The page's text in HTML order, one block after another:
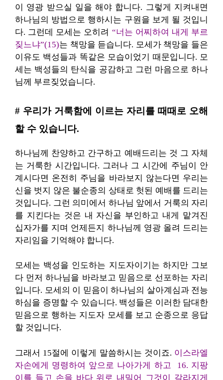
이 영광 받으실 일을 해야 합니다. 그렇게 지켜내면
하나님의 방법으로 행하시는 구원을 보게 될 것입니
다. 그런데 모세는 오히려 “너는 어찌하여 내게 부르
짖느냐”(15)는 책망을 듣습니다. 모세가 책망을 들은
이유도 백성들과 똑같은 모습이었기 때문입니다. 모
세는 백성들의 탄식을 공감하고 그런 마음으로 하나
님께 부르짖었습니다.
# 우리가 거룩함에 이르는 자리를 때때로 오해
할 수 있습니다.
하나님께 찬양하고 간구하고 예배드리는 것 그 자체
는 거룩한 시간입니다. 그러나 그 시간에 주님이 안
계시다면 온전히 주님을 바라보지 않는다면 우리는
신을 벗지 않은 불순종의 상태로 헛된 예배를 드리는
것입니다. 그런 의미에서 하나님 앞에서 거룩의 자리
를 지킨다는 것은 내 자신을 부인하고 내게 맡겨진
십자가를 지며 언제든지 하나님께 영광 올려 드리는
자리임을 기억해야 합니다.
모세는 백성을 인도하는 지도자이기는 하지만 그보
다 먼저 하나님을 바라보고 믿음으로 선포하는 자리
입니다. 모세의 이 믿음이 하나님의 살아계심과 전능
하심을 증명할 수 있습니다. 백성들은 이러한 담대한
믿음으로 행하는 지도자 모세를 보고 순종으로 응답
할 것입니다.
그래서 15절에 이렇게 말씀하시는 것이죠. 이스라엘
자손에게 명령하여 앞으로 나아가게 하고 16. 지팡
이를 들고 손을 바다 위로 내밀어 그것이 갈라지게